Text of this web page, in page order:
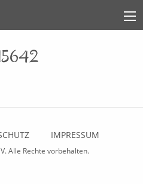
IMPRESSUM
. Alle Rechte vorbehalten.